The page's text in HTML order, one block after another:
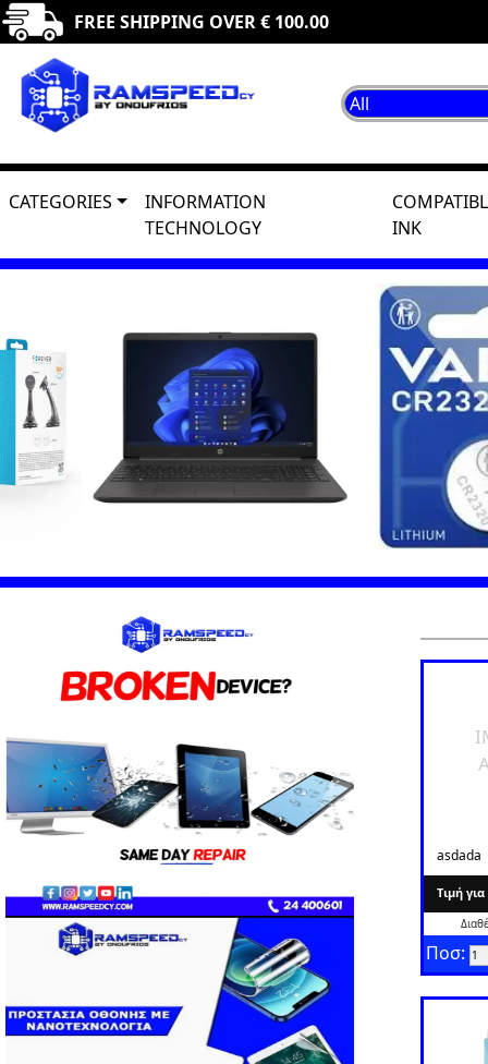
FREE SHIPPING OVER € 100.00
CATEGORIES
INFORMATION
TECHNOLOGY
INK
asdada
Tιμή
Ποσ: